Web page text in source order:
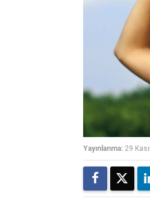
Yayınlanma: 29